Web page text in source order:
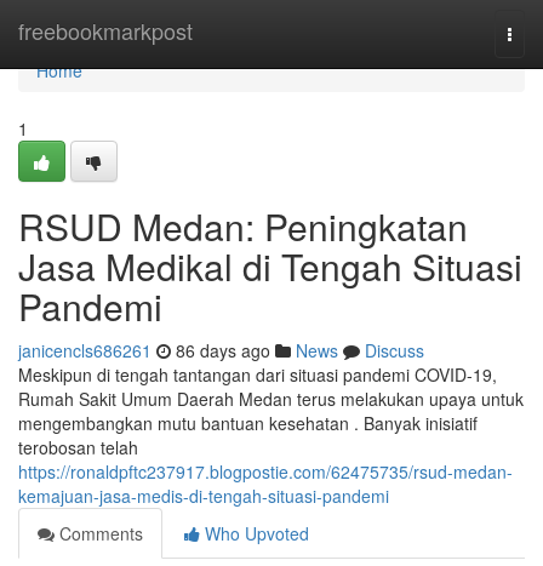
freebookmarkpost
Home
Home
1
RSUD Medan: Peningkatan
Jasa Medikal di Tengah Situasi
Pandemi
janicencls686261 86 days ago News
Discuss
Meskipun di tengah tantangan dari situasi pandemi COVID-19,
Rumah Sakit Umum Daerah Medan terus melakukan upaya untuk
mengembangkan mutu bantuan kesehatan . Banyak inisiatif
terobosan telah
https://ronaldpftc237917.blogpostie.com/62475735/rsud-medan-
kemajuan-jasa-medis-di-tengah-situasi-pandemi
Comments
Who Upvoted